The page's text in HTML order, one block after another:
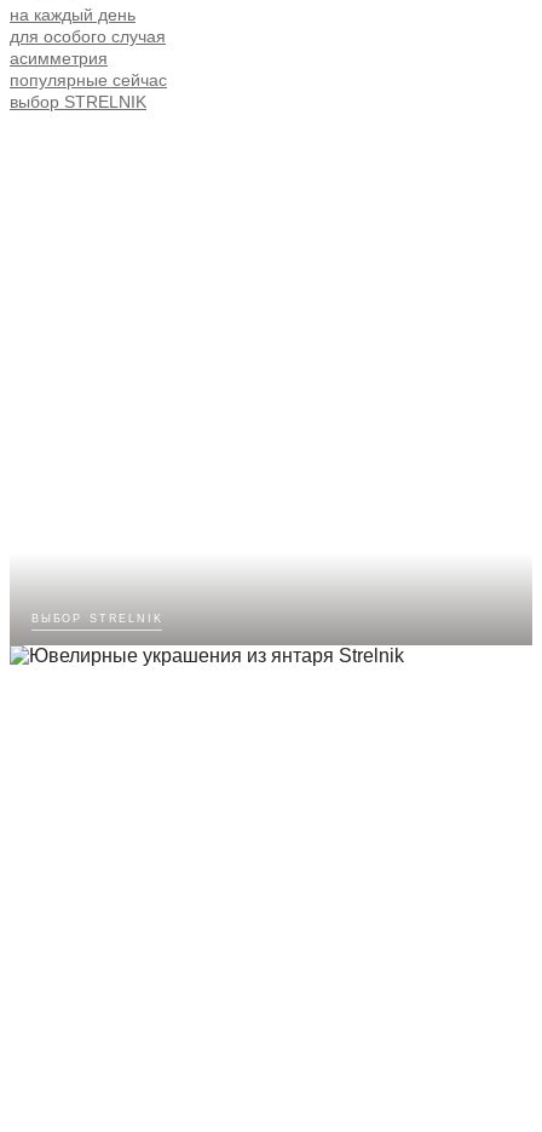
на каждый день
для особого случая
асимметрия
популярные сейчас
выбор STRELNIK
выбор strelnik